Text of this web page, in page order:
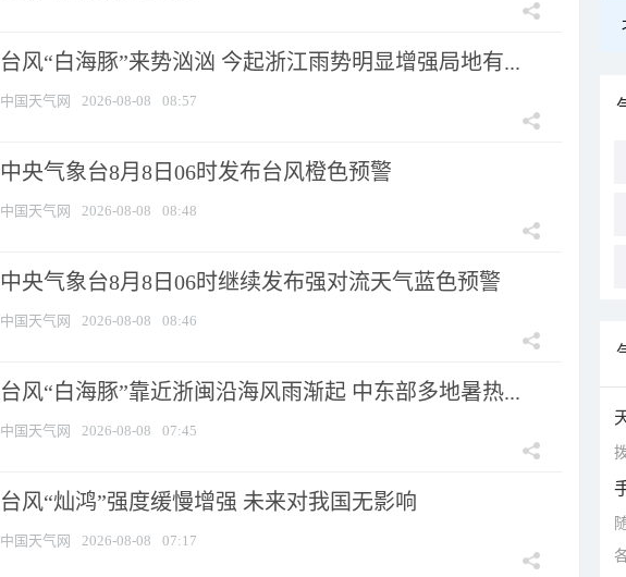
台风“白海豚”来势汹汹 今起浙江雨势明显增强局地有...
中国天气网 2026-08-08 08:57
中央气象台8月8日06时发布台风橙色预警
中国天气网 2026-08-08 08:48
中央气象台8月8日06时继续发布强对流天气蓝色预警
中国天气网 2026-08-08 08:46
台风“白海豚”靠近浙闽沿海风雨渐起 中东部多地暑热...
中国天气网 2026-08-08 07:45
台风“灿鸿”强度缓慢增强 未来对我国无影响
中国天气网 2026-08-08 07:17